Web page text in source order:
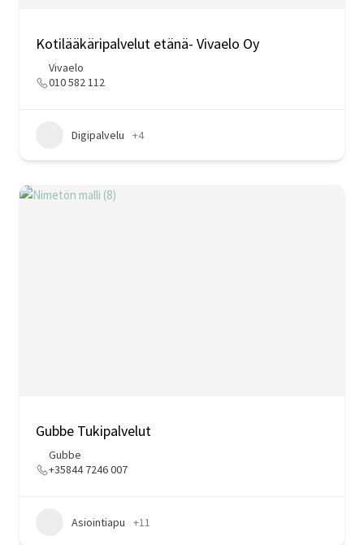
Kotilääkäripalvelut etänä- Vivaelo Oy
Vivaelo
010 582 112
Digipalvelu +4
Gubbe Tukipalvelut
Gubbe
+35844 7246 007
Asiointiapu +11